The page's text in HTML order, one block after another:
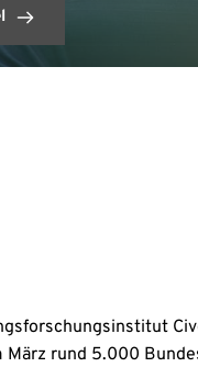
März rund 5.000